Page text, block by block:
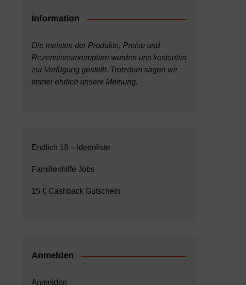
Information
Die meisten der Produkte, Preise und
Rezensionsexemplare wurden uns kostenlos
zur Verfügung gestellt. Trotzdem sagen wir
immer ehrlich unsere Meinung.
Endlich 18 – Ideenliste
Familienhilfe Jobs
15 € Cashback Gutschein
Anmelden
Anmelden